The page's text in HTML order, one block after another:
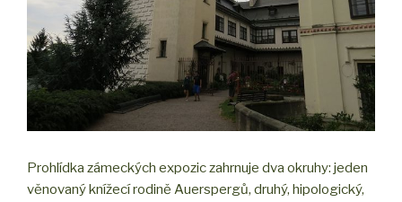
Prohlídka zámeckých expozic zahrnuje dva okruhy: jeden
věnovaný knížecí rodině Auerspergů, druhý, hipologický,